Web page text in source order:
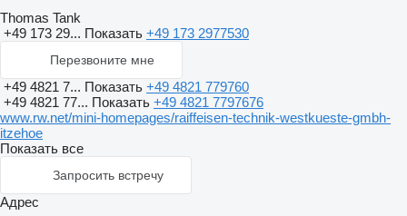
Thomas Tank
+49 173 29... Показать +49 173 2977530
Перезвоните мне
+49 4821 7... Показать +49 4821 779760
+49 4821 77... Показать +49 4821 7797676
www.rw.net/mini-homepages/raiffeisen-technik-westkueste-gmbh-
itzehoe
Показать все
Запросить встречу
Адрес